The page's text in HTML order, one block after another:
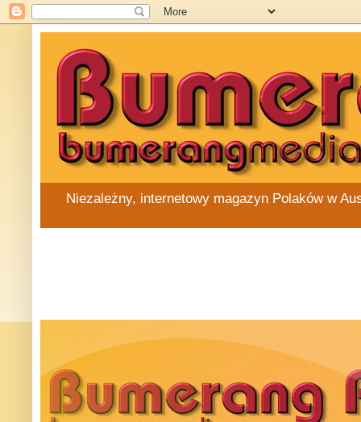
Niezależny, internetowy magazyn Polaków w